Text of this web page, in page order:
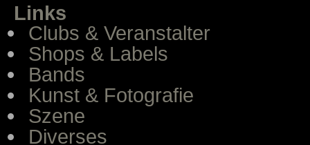
Links
Clubs & Veranstalter
Shops & Labels
Bands
Kunst & Fotografie
Szene
Diverses